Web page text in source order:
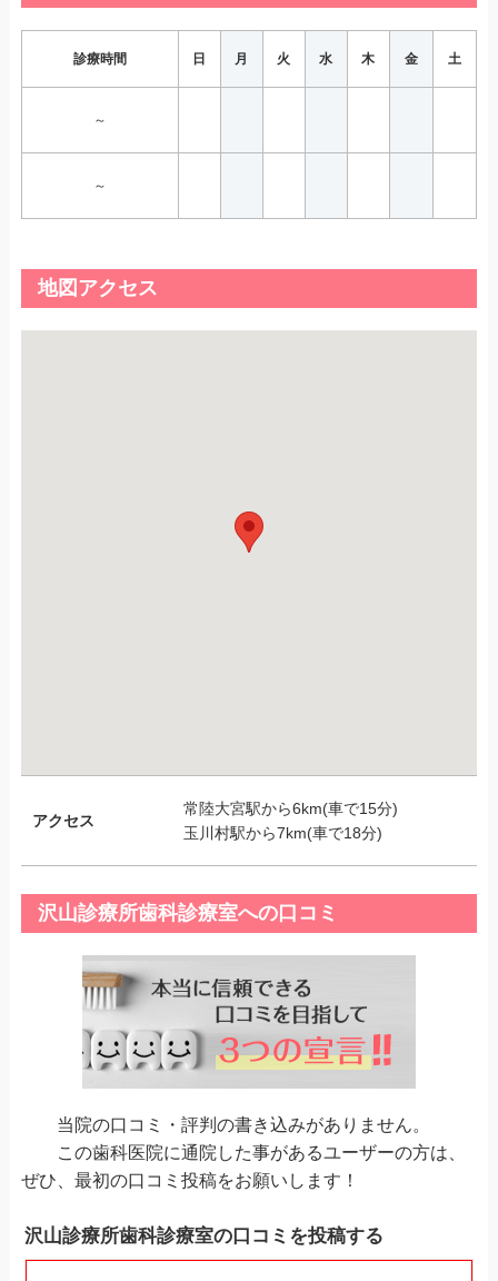
診療時間 日 月 火 水 木 金 土
～
～
地図アクセス
アクセス
常陸大宮駅から6km(車で15分)
玉川村駅から7km(車で18分)
沢山診療所歯科診療室への口コミ
当院の口コミ・評判の書き込みがありません。
この歯科医院に通院した事があるユーザーの方は、
ぜひ、最初の口コミ投稿をお願いします！
沢山診療所歯科診療室の口コミを投稿する